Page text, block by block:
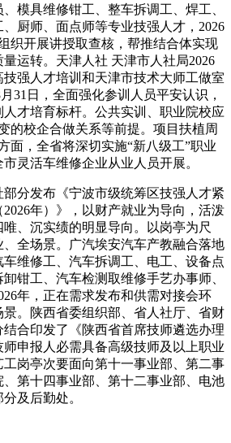
模具维修钳工、整车拆调工、焊工、
厨师、面点师等专业技强人才，2026
织开展讲授取查核，帮推结合体实现
运转。天津人社 天津市人社局2026
强人才培训和天津市技术大师工做室
31日，全面强化参训人员平安认识，
才培育标杆。公共实训、职业院校应
的校企合做关系等前提。项目扶植周
面，全省将深切实施“新八级工”职业
灵活车维修企业从业人员开展。
发布《宁波市级统筹区技强人才紧
年）》，以财产就业为导向，活泼
、沉实绩的明显导向。以岗亭为尺
全场景。广汽埃安汽车产教融合落地
维修工、汽车拆调工、电工、设备点
钳工、汽车检测取维修手艺办事师、
年，正在需求发布和供需对接会环
。陕西省委组织部、省人社厅、省财
合印发了《陕西省首席技师遴选办理
申报人必需具备高级技师及以上职业
岗亭次要面向第十一事业部、第二事
第十四事业部、第十二事业部、电池
及后勤处。